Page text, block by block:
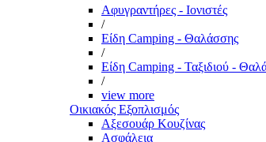
Αφυγραντήρες - Ιονιστές
/
Είδη Camping - Θαλάσσης
/
Είδη Camping - Ταξιδιού -
/
view more
Οικιακός Εξοπλισμός
Αξεσουάρ Κουζίνας
Ασφάλεια